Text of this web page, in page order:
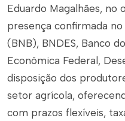
Eduardo Magalhães, no
presença confirmada
(BNB), BNDES, Banco
Econômica Federal,
disposição dos
setor agrícola,
com prazos flexíveis,